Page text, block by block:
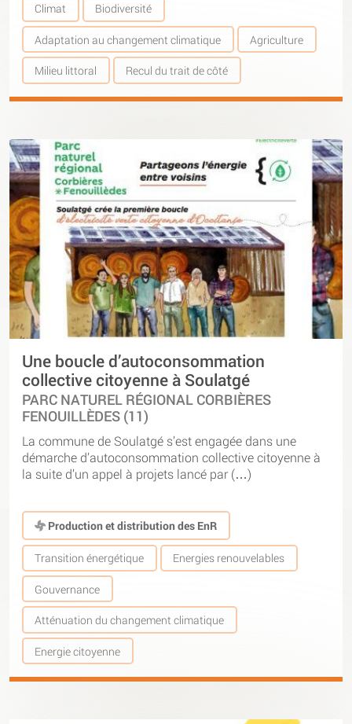
Climat Biodiversité
Adaptation au changement climatique Agriculture
Milieu littoral Recul du trait de côté
Une boucle d’autoconsommation
collective citoyenne à Soulatgé
PARC NATUREL RÉGIONAL CORBIÈRES
FENOUILLÈDES (11)
La commune de Soulatgé s’est engagée dans une
démarche d’autoconsommation collective citoyenne à
la suite d’un appel à projets lancé par (…)
Production et distribution des EnR
Transition énergétique Energies renouvelables
Gouvernance
Atténuation du changement climatique
Energie citoyenne